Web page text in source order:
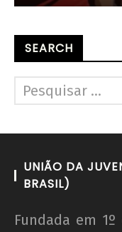
SEARCH
UNIÃO DA
BRASIL)
Fundada em